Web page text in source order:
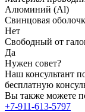
Алюминий (Al)
Свинцовая
Нет
Свободный от
Да
Нужен совет?
Наш консультант
бесплатную
Вы также можете
+7-911-613-5797